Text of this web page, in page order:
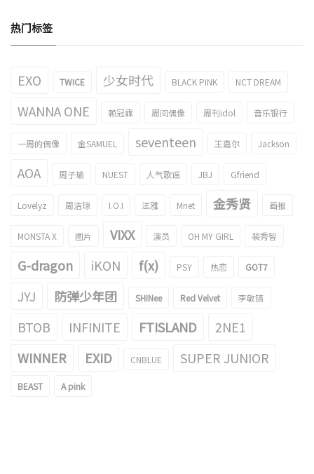
热门标签
EXO TWICE 少女时代 BLACK PINK NCT DREAM
WANNA ONE 赖冠霖 周间偶像 周刊idol 音乐银行
一周的偶像 金SAMUEL seventeen 王嘉尔 Jackson
AOA 周子瑜 NUEST 人气歌谣 JBJ Gfriend
Lovelyz 周洁琼 I.O.I 泫雅 Mnet 金秀贤 画报
MONSTA X 图片 VIXX 演员 OH MY GIRL 裴秀智
G-dragon iKON f(x) PSY 热恋 GOT7
JYJ 防弹少年团 SHINee Red Velvet 李敏镐
BTOB INFINITE FTISLAND
2NE1
WINNER
EXID CNBLUE SUPER JUNIOR
BEAST A pink